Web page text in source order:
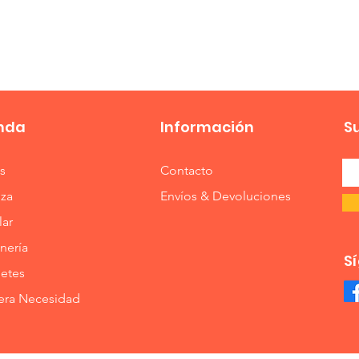
Necesidad
Información
Contacto
Envíos & Devoluciones